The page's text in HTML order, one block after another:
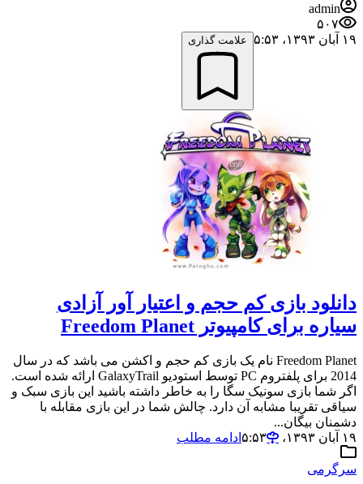
admin
۵۰۷
۱۹ آبان ۱۳۹۳،‏ ۵:۵۳
علامت گذاری
دانلود بازی کم حجم و اعتیار آور آزادی
سیاره برای کامپیوتر Freedom Planet
Freedom Planet نام یک بازی کم حجم و اکشن می باشد که در سال
2014 برای پلفتروم PC توسط استودیو GalaxyTrail ارائه شده است.
اگر شما بازی سونیک سگا را به خاطر داشته باشید این بازی سبک و
سیاقی تقریبا مشابه آن دارد. چالش شما در این بازی مقابله با
دشمنان بیگان...
۱۹ آبان ۱۳۹۳،‏ ۵:۵۳
ادامه مطلب
سرگرمی